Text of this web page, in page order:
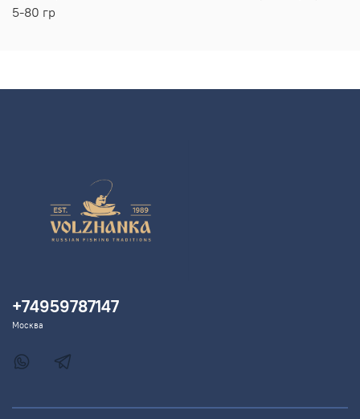
5-80 гр
+74959787147
Москва